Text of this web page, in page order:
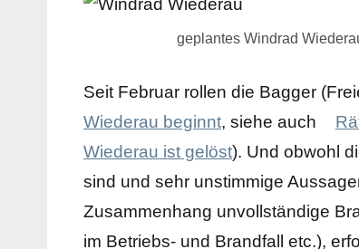
geplantes Windrad
Seit Februar rollen die Bagger
Wiederau beginnt, siehe auch
Wiederau ist gelöst). Und obwohl
sind und sehr unstimmige
Zusammenhang unvollständige
im Betriebs- und Brandfall etc.),